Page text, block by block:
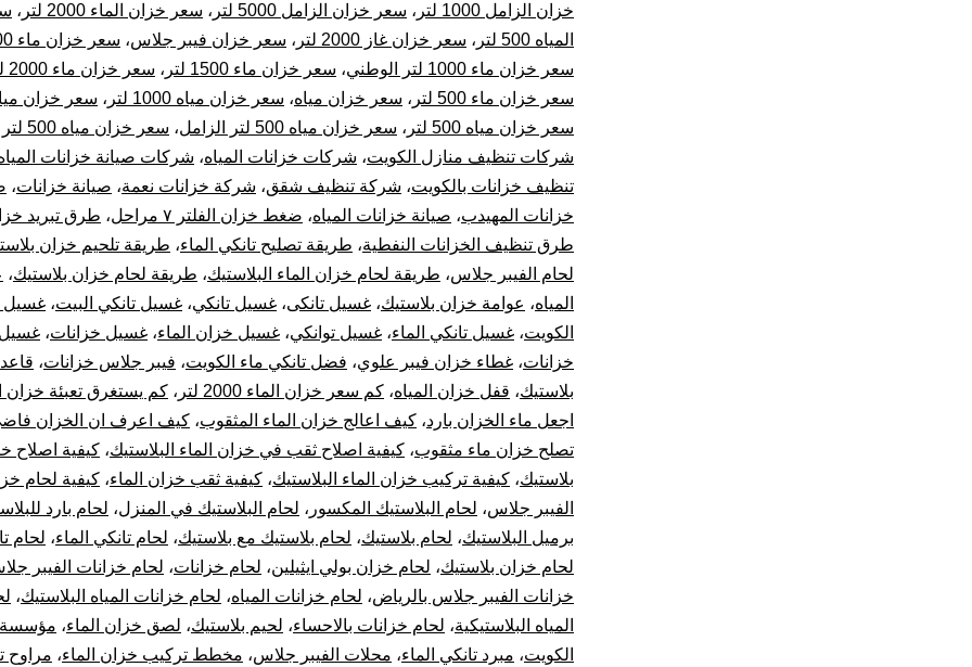
خزان الزامل 1000 لتر
، سعر خزان الزامل 5000 لتر ، سعر خزان الماء 2000 لتر ،
المياه 500 لتر
، سعر خزان غاز 2000 لتر ، سعر خزان فيبر جلاس، سعر خزان ماء 1000 لتر
سعر خزان ماء 1000 لتر الوطني
، سعر خزان ماء 1500 لتر ، سعر خزان ماء 2000 لتر المهيدب
سعر خزان ماء 500 لتر
، سعر خزان مياه، سعر خزان مياه 1000 لتر ، سعر خزان مياه 300
سعر خزان مياه 500 لتر
، سعر خزان مياه 500 لتر الزامل ، سعر خزان مياه 500 لتر المهيدب
شركات تنظيف منازل الكويت، شركات خزانات المياه، شركات صيانة خزانات
تنظيف خزانات بالكويت، شركة تنظيف شقق، شركة خزانات نعمة، صيانة خزانات،
خزانات المهيدب، صيانة خزانات المياه، ضغط خزان الفلتر ٧ مراحل ، طرق تبريد
طرق تنظيف الخزانات النفطية، طريقة تصليح تانكي الماء، طريقة تلحيم خزان
لحام الفيبر جلاس، طريقة لحام خزان الماء البلاستيك، طريقة لحام خزان بلاستيك،
المياه، عوامة خزان بلاستيك، غسيل تانكى، غسيل تانكي، غسيل تانكي البيت، غسيل
الكويت، غسيل تانكي الماء، غسيل توانكي، غسيل خزان الماء، غسيل خزانات، غسيل
خزانات، غطاء خزان فيبر علوي، فضل تانكي ماء الكويت، فيبر جلاس خزانات،
بلاستيك، قفل خزان المياه، كم سعر خزان الماء 2000 لتر ، كم يستغرق تعبئة خزان
اجعل ماء الخزان بارد، كيف اعالج خزان الماء المثقوب، كيف اعرف ان الخزان
تصلح خزان ماء مثقوب، كيفية اصلاح ثقب في خزان الماء البلاستيك، كيفية اصلاح
بلاستيك، كيفية تركيب خزان الماء البلاستيك، كيفية ثقب خزان الماء، كيفية لحام
الفيبر جلاس، لحام البلاستيك المكسور ، لحام البلاستيك في المنزل، لحام بارد
برميل البلاستيك، لحام بلاستيك، لحام بلاستيك مع بلاستيك، لحام تانكي الماء، لحام
لحام خزان بلاستيك، لحام خزان بولي ايثيلين، لحام خزانات، لحام خزانات الفيبر
خزانات الفيبر جلاس بالرياض، لحام خزانات المياه، لحام خزانات المياه البلاستيك،
المياه البلاستيكية، لحام خزانات بالاحساء، لحيم بلاستيك، لصق خزان الماء، مؤسسة
الكويت، مبرد تانكي الماء، محلات الفيبر جلاس، مخطط تركيب خزان الماء، مراوح